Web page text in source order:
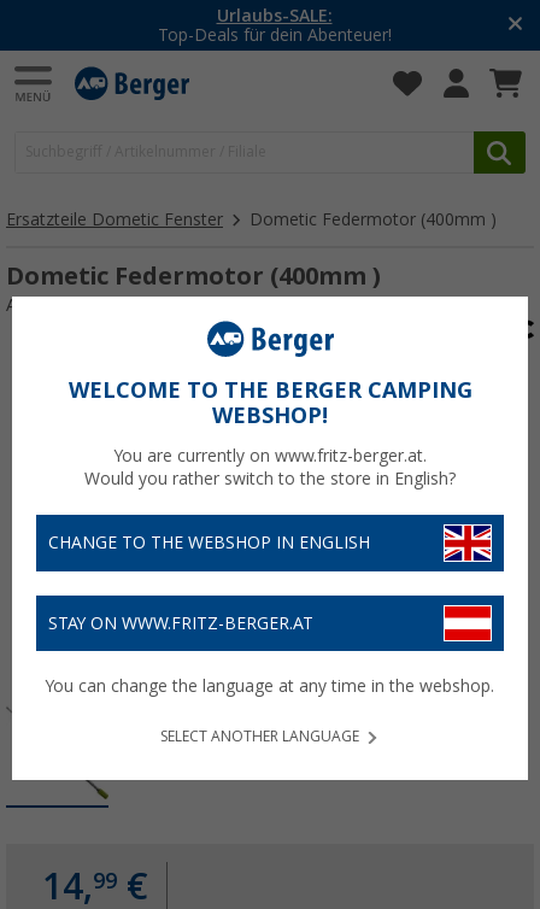
Urlaubs-SALE:
Top-Deals für dein Abenteuer!
Ersatzteile Dometic Fenster Dometic Federmotor (400mm )
Dometic Federmotor (400mm )
Art.-Nr.: 109223
14,99 €
WELCOME TO THE BERGER CAMPING
WEBSHOP!
You are currently on www.fritz-berger.at.
Would you rather switch to the store in English?
CHANGE TO THE WEBSHOP IN ENGLISH
STAY ON WWW.FRITZ-BERGER.AT
You can change the language at any time in the webshop.
SELECT ANOTHER LANGUAGE